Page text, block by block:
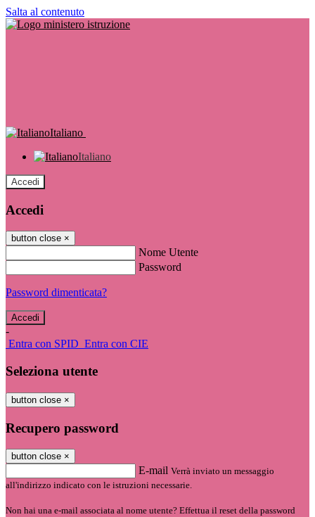
Salta al contenuto
Italiano
Italiano
Accedi
Accedi
button close ×
Nome Utente
Password
Password dimenticata?
-
Entra con SPID Entra con CIE
Seleziona utente
button close ×
Recupero password
button close ×
E-mail Verrà inviato un messaggio
all'indirizzo indicato con le istruzioni necessarie.
Non hai una e-mail associata al nome utente? Effettua il reset della password